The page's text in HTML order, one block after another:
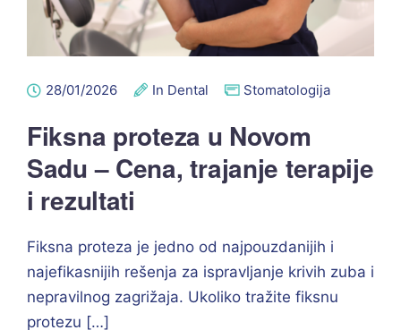
28/01/2026 In Dental Stomatologija
Fiksna proteza u Novom
Sadu – Cena, trajanje terapije
i rezultati
Fiksna proteza je jedno od najpouzdanijih i
najefikasnijih rešenja za ispravljanje krivih zuba i
nepravilnog zagrižaja. Ukoliko tražite fiksnu
protezu […]